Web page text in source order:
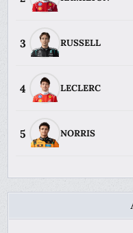
3 RUSSELL
4 LECLERC
5 NORRIS